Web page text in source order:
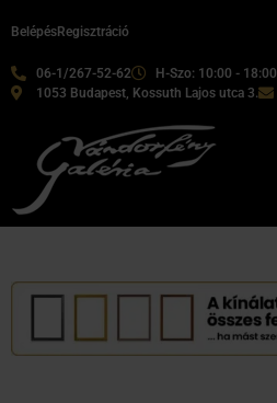
06-1/267-52-62
H-Szo: 10:00 - 18:00
1053 Budapest, Kossuth Lajos utca 3.
BelépésRegisztráció